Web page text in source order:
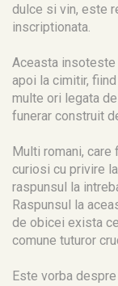
dulce si vin, este
inscriptionata.
Aceasta
apoi la cimitir,
multe ori legata
funerar construit
Multi romani, care
curiosi cu privire
raspunsul la
Raspunsul la
de obicei exista
comune tuturor
Este vorba